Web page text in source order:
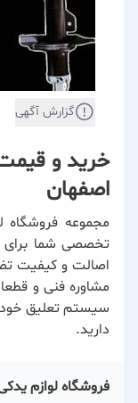
گزارش آگهی
اصفهان
مجموعه فروشگاه
اصالت و کیفیت
مشاوره فنی و
دارید.
فروشگاه لوازم